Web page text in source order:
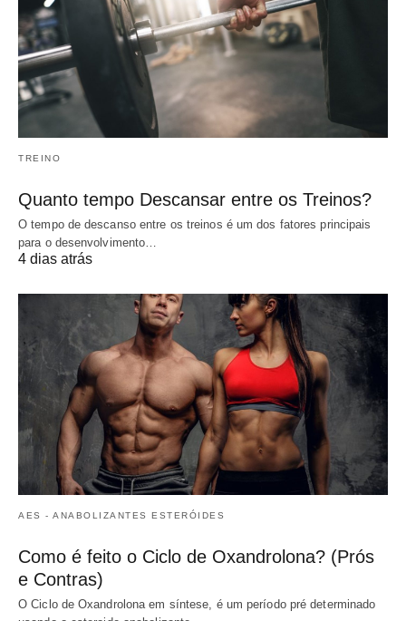
TREINO
Quanto tempo Descansar entre os Treinos?
O tempo de descanso entre os treinos é um dos fatores principais
para o desenvolvimento…
4 dias atrás
AES - ANABOLIZANTES ESTERÓIDES
Como é feito o Ciclo de Oxandrolona? (Prós
e Contras)
O Ciclo de Oxandrolona em síntese, é um período pré determinado